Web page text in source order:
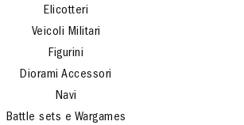
Aerei
Elicotteri
Veicoli Militari
Figurini
Diorami Accessori
Navi